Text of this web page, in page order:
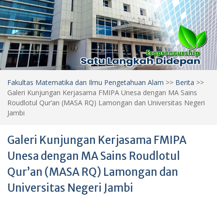
Fakultas Matematika dan Ilmu Pengetahuan Alam >> Berita >>
Galeri Kunjungan Kerjasama FMIPA Unesa dengan MA Sains
Roudlotul Qur’an (MASA RQ) Lamongan dan Universitas Negeri
Jambi
Galeri Kunjungan Kerjasama FMIPA
Unesa dengan MA Sains Roudlotul
Qur’an (MASA RQ) Lamongan dan
Universitas Negeri Jambi